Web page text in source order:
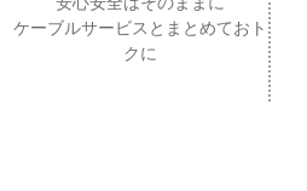
ケーブルサービスとまとめておト
クに